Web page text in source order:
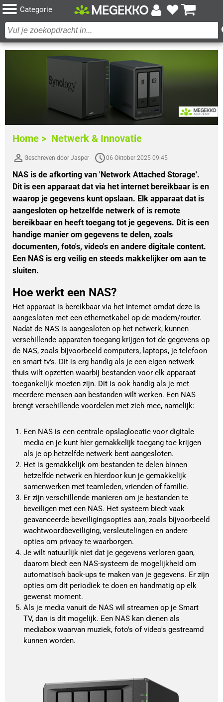
Categorie
Home > Netwerk & Innovatie
Geschreven door Jasper 06 Oktober 2025 09:45
NAS is de afkorting van 'Network Attached Storage'.
Dit is een apparaat dat via het internet bereikbaar is en
waarop je gegevens kunt opslaan. Elk apparaat dat is
aangesloten op hetzelfde netwerk of is remote
bereikbaar en heeft toegang tot je gegevens. Dit is een
handige manier om gegevens te delen, zoals
documenten, foto's, video's en andere digitale content.
Een NAS is erg veilig en steeds makkelijker om aan te
sluiten.
Hoe werkt een NAS?
Het apparaat is bereikbaar via het internet omdat deze is
aangesloten met een ethernetkabel op de modem/router.
Nadat de NAS is aangesloten op het netwerk, kunnen
verschillende apparaten toegang krijgen tot de gegevens op
de NAS, zoals bijvoorbeeld computers, laptops, je telefoon
en smart tv's. Dit is erg handig als je een eigen netwerk
thuis wilt opzetten waarbij bestanden voor elk apparaat
toegankelijk moeten zijn. Dit is ook handig als je met
meerdere mensen aan bestanden wilt werken. Een NAS
brengt verschillende voordelen met zich mee, namelijk:
Een NAS is een centrale opslaglocatie voor digitale
media en je kunt hier gemakkelijk toegang toe krijgen
als je op hetzelfde netwerk bent aangesloten.
Het is gemakkelijk om bestanden te delen binnen
hetzelfde netwerk en hierdoor kun je gemakkelijk
samenwerken met teamleden, vrienden of familie.
Er zijn verschillende manieren om je bestanden te
beveiligen met een NAS. Het systeem biedt vaak
geavanceerde beveiligingsopties aan, zoals bijvoorbeeld
wachtwoordbeveiliging, versleutelingen en andere
opties om privacy te waarborgen.
Je wilt natuurlijk niet dat je gegevens verloren gaan,
daarom biedt een NAS-systeem de mogelijkheid om
automatisch back-ups te maken van je gegevens. Er zijn
opties om dit periodiek te doen en handmatig op elk
gewenst moment.
Als je media vanuit de NAS wil streamen op je Smart
TV, dan is dit mogelijk. Een NAS kan dienen als
mediabox waarvan muziek, foto's of video's gestreamd
kunnen worden.